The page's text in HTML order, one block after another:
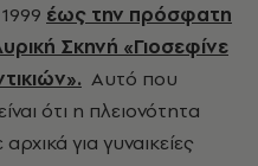
έως την πρόσφατη
Σκηνή «Γιοσεφίνε
Αυτό που
ότι η πλειονότητα
για γυναικείες